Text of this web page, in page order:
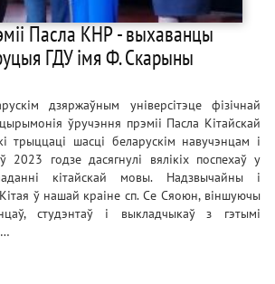
Пасла КНР - выхаванцы
ГДУ імя Ф. Скарыны
дзяржаўным універсітэце фізічнай
ўручэння прэміі Пасла Кітайскай
трыццаці шасці беларускім навучэнцам і
2023 годзе дасягнулі вялікіх поспехаў у
кітайскай мовы. Надзвычайны і
ў нашай краіне сп. Се Сяоюн, віншуючы
студэнтаў і выкладчыкаў з гэтымі